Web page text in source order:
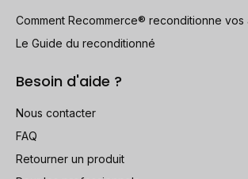
Comment Recommerce® reconditionne vos
Le Guide du reconditionné
Besoin d'aide ?
Nous contacter
FAQ
Retourner un produit